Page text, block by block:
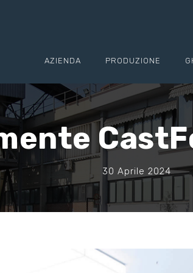
AZIENDA PRODUZIONE
30 Aprile 2024